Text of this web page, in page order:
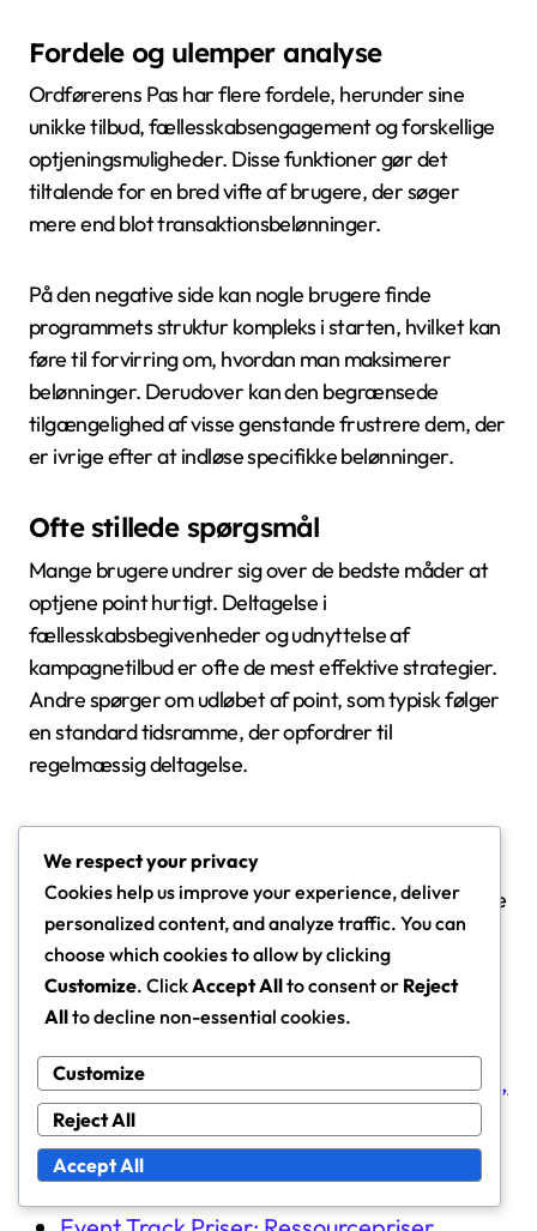
Fordele og ulemper analyse
Ordførerens Pas har flere fordele, herunder sine
unikke tilbud, fællesskabsengagement og forskellige
optjeningsmuligheder. Disse funktioner gør det
tiltalende for en bred vifte af brugere, der søger
mere end blot transaktionsbelønninger.
På den negative side kan nogle brugere finde
programmets struktur kompleks i starten, hvilket kan
føre til forvirring om, hvordan man maksimerer
belønninger. Derudover kan den begrænsede
tilgængelighed af visse genstande frustrere dem, der
er ivrige efter at indløse specifikke belønninger.
Ofte stillede spørgsmål
Mange brugere undrer sig over de bedste måder at
optjene point hurtigt. Deltagelse i
fællesskabsbegivenheder og udnyttelse af
kampagnetilbud er ofte de mest effektive strategier.
Andre spørger om udløbet af point, som typisk følger
en standard tidsramme, der opfordrer til
regelmæssig deltagelse.
Et andet almindeligt spørgsmål vedrører typerne af
unikke genstande, der er tilgængelige. Ordførerens
Pas roterer ofte sine tilbud, hvilket sikrer, at brugerne
har adgang til friske og spændende belønninger, der
afspejler aktuelle tendenser og interesser.
Relaterede artikler
Borgmesterens Pas: Eksklusive genstande,
Indløs fordele, Belønningsstrategier
Event Track: Prisstyring, Kravseffektivitet,
Ressourcebelønninger
We respect your privacy
Cookies help us improve your experience, deliver
personalized content, and analyze traffic. You can
choose which cookies to allow by clicking
Customize. ClickAccept Allto consent or Reject
Allto decline non-essential cookies.
Customize
Reject All
Accept All